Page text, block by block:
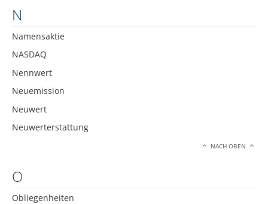
N
Namensaktie
NASDAQ
Nennwert
Neuemission
Neuwert
Neuwerterstattung
NACH OBEN
O
Obliegenheiten